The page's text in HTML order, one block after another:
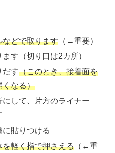
などで取ります （←重要）
す（切り口は2カ所）
だす（このとき、接着面を
くなる）
して、片方のライナー
に貼りつける
を軽く指で押さえる （←重